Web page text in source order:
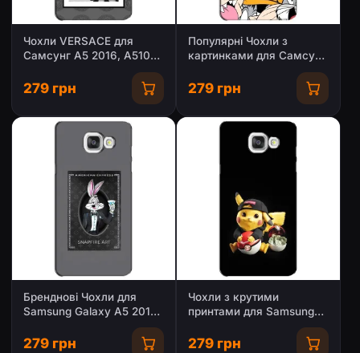
Чохли VERSACE для
Самсунг A5 2016, A5100,
A510F (PREMIUMPrint)
279 грн
Популярні Чохли з
картинками для Самсунг
A5 2016, A5100, A510F
279 грн
Бренднові Чохли для
Samsung Galaxy A5 2016
(PREMIUMPrint)
279 грн
Чохли з крутими
принтами для Samsung
Galaxy A5 2016 / A5100 /
A510F - (PREMIUMPrint)
279 грн